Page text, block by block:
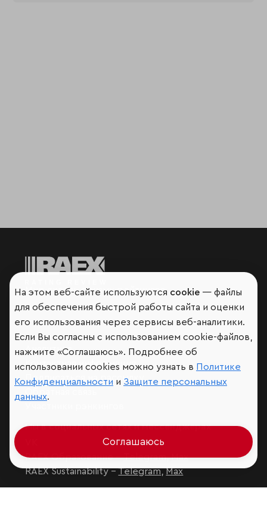
Мир сквозь призму рейтингов
Аналитика
Контактная информация
Подписаться на рассылку
Мы в социальных сетях и мессенджерах
RAEX Образование –Telegram,Max
RAEX Sustainability –Telegram,Max
На этом веб-сайте используются cookie — файлы
для обеспечения быстрой работы сайта и оценки
его использования через сервисы веб-аналитики.
Если Вы согласны с использованием cookie-файлов,
нажмите «Соглашаюсь». Подробнее об
использовании cookies можно узнать в Политике
Конфиденциальности и Защите персональных
данных.
Соглашаюсь